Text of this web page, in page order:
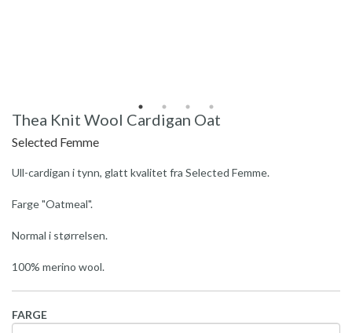
Thea Knit Wool Cardigan Oat
Selected Femme
Ull-cardigan i tynn, glatt kvalitet fra Selected Femme.
Farge "Oatmeal".
Normal i størrelsen.
100% merino wool.
FARGE